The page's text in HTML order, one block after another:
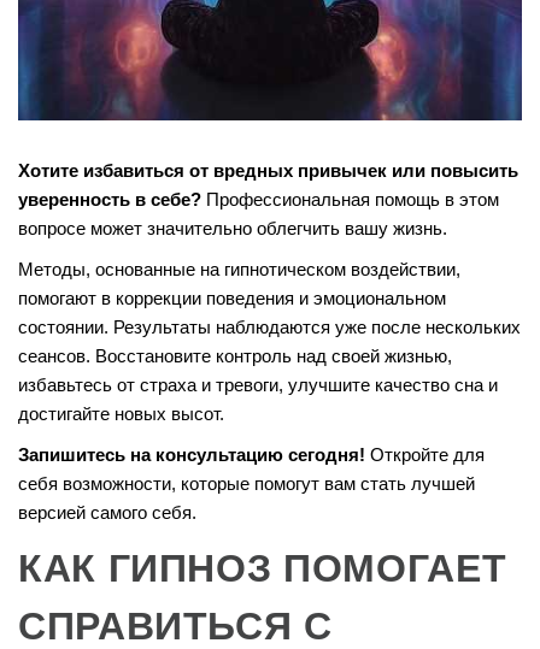
Хотите избавиться от вредных привычек или повысить
уверенность в себе? Профессиональная помощь в этом
вопросе может значительно облегчить вашу жизнь.
Методы, основанные на гипнотическом воздействии,
помогают в коррекции поведения и эмоциональном
состоянии. Результаты наблюдаются уже после нескольких
сеансов. Восстановите контроль над своей жизнью,
избавьтесь от страха и тревоги, улучшите качество сна и
достигайте новых высот.
Запишитесь на консультацию сегодня! Откройте для
себя возможности, которые помогут вам стать лучшей
версией самого себя.
КАК ГИПНОЗ ПОМОГАЕТ
СПРАВИТЬСЯ С